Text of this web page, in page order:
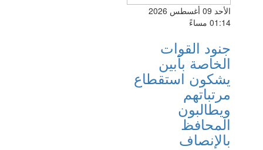
الأحد 09 أغسطس 2026
01:14 مساءً
جنود القوات
الخاصة بأبين
يشكون استقطاع
مرتباتهم
ويطالبون
المحافظ
بالإنصاف